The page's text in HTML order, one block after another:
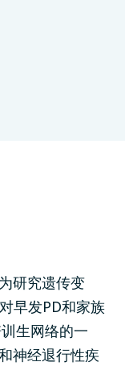
研究遗传变
早发PD和家族
生网络的一
神经退行性疾